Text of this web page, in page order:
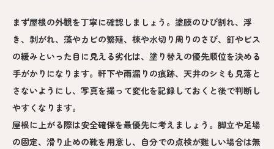
まず屋根の外観を丁寧に確認しましょう。塗膜のひび割れ、浮
き、剥がれ、藻やカビの繁殖、棟や水切り周りのさび、釘やビス
の緩みといった目に見える劣化は、塗り替えの優先順位を決める
手がかりになります。軒下や雨漏りの痕跡、天井のシミも見落と
さないようにし、写真を撮って変化を記録しておくと後で判断し
やすくなります。
屋根に上がる際は安全確保を最優先に考えましょう。脚立や足場
の固定、滑り止めの靴を用意し、自分での点検が難しい場合は無